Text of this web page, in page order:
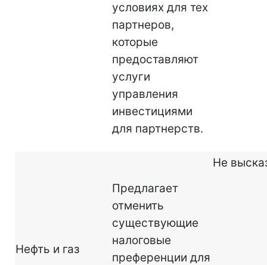
условиях для тех
партнеров,
которые
предоставляют
услуги
управления
инвестициями
для партнерств.
Нефть и газ
Предлагает
отменить
существующие
налоговые
преференции для
Не